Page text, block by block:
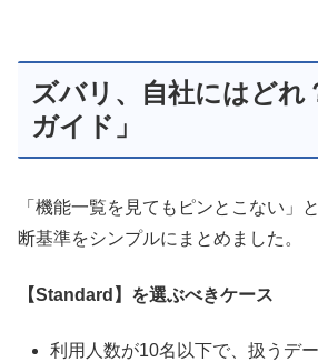
ズバリ、自社にはどれ
ガイド」
「機能一覧を見てもピンとこない」
断基準をシンプルにまとめました。
【Standard】を選ぶべきケース
利用人数が10名以下で、扱うデ